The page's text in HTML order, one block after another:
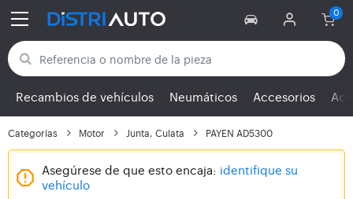
Volver a las categorías
Recambios de vehículos Neumáticos Accesorios
Categorías Motor Junta, Culata PAYEN AD5300
Asegúrese de que esto encaja: identifique su
vehículo